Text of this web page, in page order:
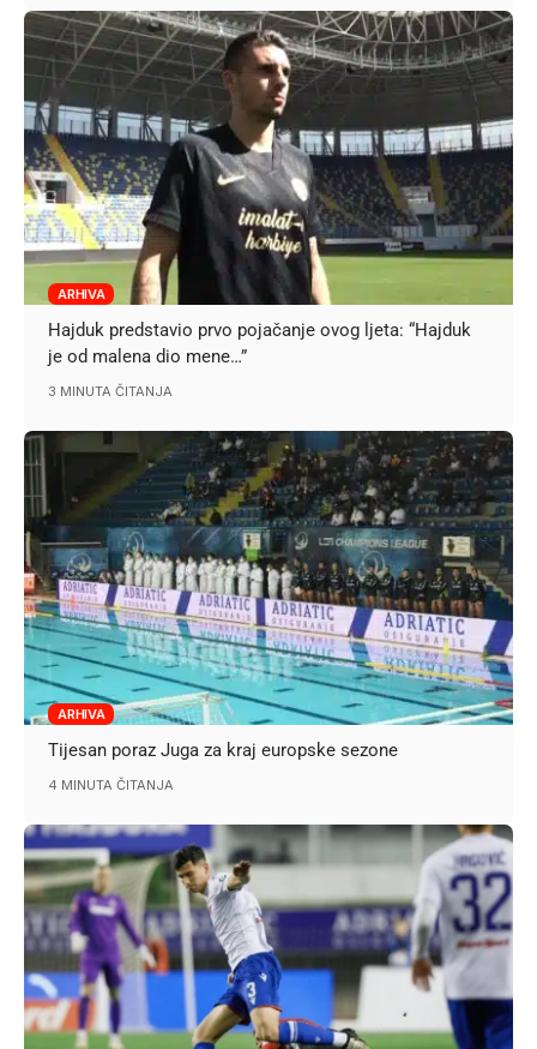
ARHIVA
Hajduk predstavio prvo pojačanje ovog ljeta: “Hajduk
je od malena dio mene…”
3 MINUTA ČITANJA
ARHIVA
Tijesan poraz Juga za kraj europske sezone
4 MINUTA ČITANJA